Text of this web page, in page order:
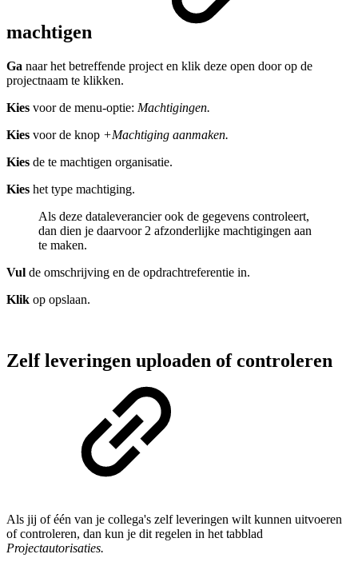
machtigen
Ga naar het betreffende project en klik deze open door op de
projectnaam te klikken.
Kies voor de menu-optie: Machtigingen.
Kies voor de knop +Machtiging aanmaken.
Kies de te machtigen organisatie.
Kies het type machtiging.
Als deze dataleverancier ook de gegevens controleert,
dan dien je daarvoor 2 afzonderlijke machtigingen aan
te maken.
Vul de omschrijving en de opdrachtreferentie in.
Klik op opslaan.
Zelf leveringen uploaden of controleren
Als jij of één van je collega's zelf leveringen wilt kunnen uitvoeren
of controleren, dan kun je dit regelen in het tabblad
Projectautorisaties.